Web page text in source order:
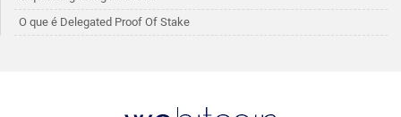
O que é Delegated Proof Of Stake